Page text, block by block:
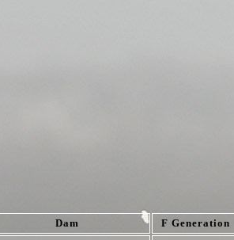
Dam F Generation